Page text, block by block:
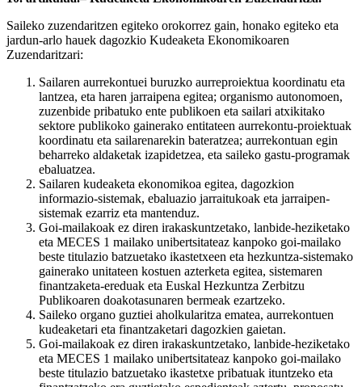
Saileko zuzendaritzen egiteko orokorrez gain, honako egiteko eta
jardun-arlo hauek dagozkio Kudeaketa Ekonomikoaren
Zuzendaritzari:
Sailaren aurrekontuei buruzko aurreproiektua koordinatu eta
lantzea, eta haren jarraipena egitea; organismo autonomoen,
zuzenbide pribatuko ente publikoen eta sailari atxikitako
sektore publikoko gainerako entitateen aurrekontu-proiektuak
koordinatu eta sailarenarekin bateratzea; aurrekontuan egin
beharreko aldaketak izapidetzea, eta saileko gastu-programak
ebaluatzea.
Sailaren kudeaketa ekonomikoa egitea, dagozkion
informazio-sistemak, ebaluazio jarraitukoak eta jarraipen-
sistemak ezarriz eta mantenduz.
Goi-mailakoak ez diren irakaskuntzetako, lanbide-heziketako
eta MECES 1 mailako unibertsitateaz kanpoko goi-mailako
beste titulazio batzuetako ikastetxeen eta hezkuntza-sistemako
gainerako unitateen kostuen azterketa egitea, sistemaren
finantzaketa-ereduak eta Euskal Hezkuntza Zerbitzu
Publikoaren doakotasunaren bermeak ezartzeko.
Saileko organo guztiei aholkularitza ematea, aurrekontuen
kudeaketari eta finantzaketari dagozkien gaietan.
Goi-mailakoak ez diren irakaskuntzetako, lanbide-heziketako
eta MECES 1 mailako unibertsitateaz kanpoko goi-mailako
beste titulazio batzuetako ikastetxe pribatuak ituntzeko eta